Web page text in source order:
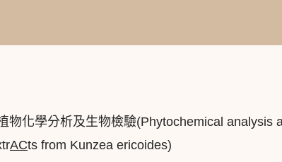
物化學分析及生物檢驗(Phytochemical analysis
ACts from Kunzea ericoides)